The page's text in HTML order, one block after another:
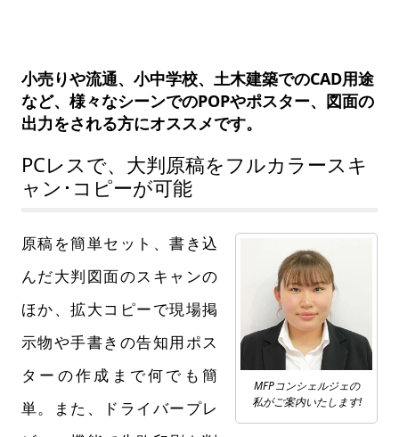
小売りや流通、小中学校、土木建築でのCAD用途
など、様々なシーンでのPOPやポスター、図面の
出力をされる方にオススメです。
PCレスで、大判原稿をフルカラースキ
ャン･コピーが可能
MFPコンシェルジェの
私がご案内いたします!
原稿を簡単セット、書き込
んだ大判図面のスキャンの
ほか、拡大コピーで現場掲
示物や手書きの告知用ポス
ターの作成まで何でも簡
単。また、ドライバープレ